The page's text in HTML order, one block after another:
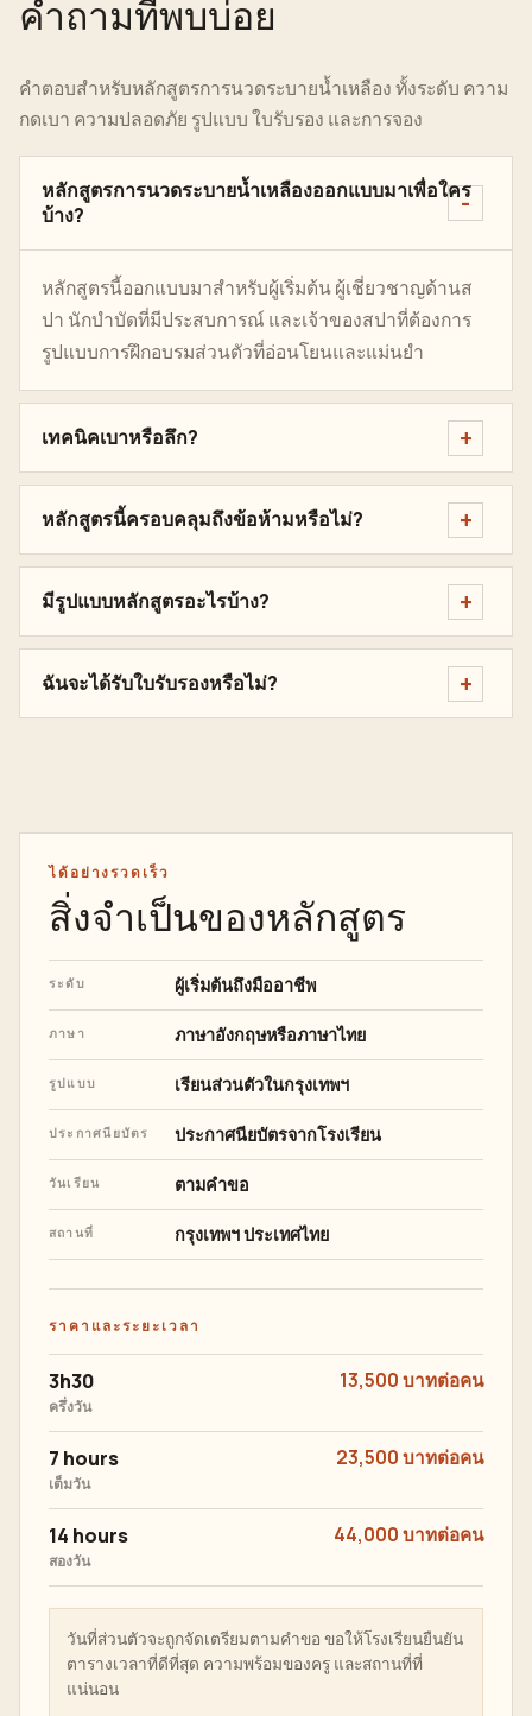
คำถามที่พบบ่อย
คำตอบสำหรับหลักสูตรการนวดระบายน้ำเหลือง ทั้งระดับ ความ
กดเบา ความปลอดภัย รูปแบบ ใบรับรอง และการจอง
หลักสูตรการนวดระบายน้ำเหลืองออกแบบมาเพื่อใคร
บ้าง?
หลักสูตรนี้ออกแบบมาสำหรับผู้เริ่มต้น ผู้เชี่ยวชาญด้านส
ปา นักบำบัดที่มีประสบการณ์ และเจ้าของสปาที่ต้องการ
รูปแบบการฝึกอบรมส่วนตัวที่อ่อนโยนและแม่นยำ
เทคนิคเบาหรือลึก?
หลักสูตรนี้ครอบคลุมถึงข้อห้ามหรือไม่?
มีรูปแบบหลักสูตรอะไรบ้าง?
ฉันจะได้รับใบรับรองหรือไม่?
ได้อย่างรวดเร็ว
สิ่งจำเป็นของหลักสูตร
ระดับ ผู้เริ่มต้นถึงมืออาชีพ
ภาษา ภาษาอังกฤษหรือภาษาไทย
รูปแบบ เรียนส่วนตัวในกรุงเทพฯ
ประกาศนียบัตร ประกาศนียบัตรจากโรงเรียน
วันเรียน ตามคำขอ
สถานที่ กรุงเทพฯ ประเทศไทย
ราคาและระยะเวลา
3h30
ครึ่งวัน
13,500 บาทต่อคน
7 hours
เต็มวัน
23,500 บาทต่อคน
14 hours
สองวัน
44,000 บาทต่อคน
วันที่ส่วนตัวจะถูกจัดเตรียมตามคำขอ ขอให้โรงเรียนยืนยัน
ตารางเวลาที่ดีที่สุด ความพร้อมของครู และสถานที่ที่
แน่นอน